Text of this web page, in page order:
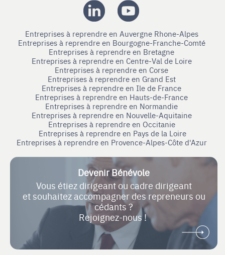
Entreprises à reprendre en Auvergne Rhone-Alpes
Entreprises à reprendre en Bourgogne-Franche-Comté
Entreprises à reprendre en Bretagne
Entreprises à reprendre en Centre-Val de Loire
Entreprises à reprendre en Corse
Entreprises à reprendre en Grand Est
Entreprises à reprendre en Ile de France
Entreprises à reprendre en Hauts-de-France
Entreprises à reprendre en Normandie
Entreprises à reprendre en Nouvelle-Aquitaine
Entreprises à reprendre en Occitanie
Entreprises à reprendre en Pays de la Loire
Entreprises à reprendre en Provence-Alpes-Côte d'Azur
Devenir Bénévole
Vous étiez dirigeant ou cadre dirigeant
et souhaitez accompagner des repreneurs ou
cédants ?
Rejoignez-nous !